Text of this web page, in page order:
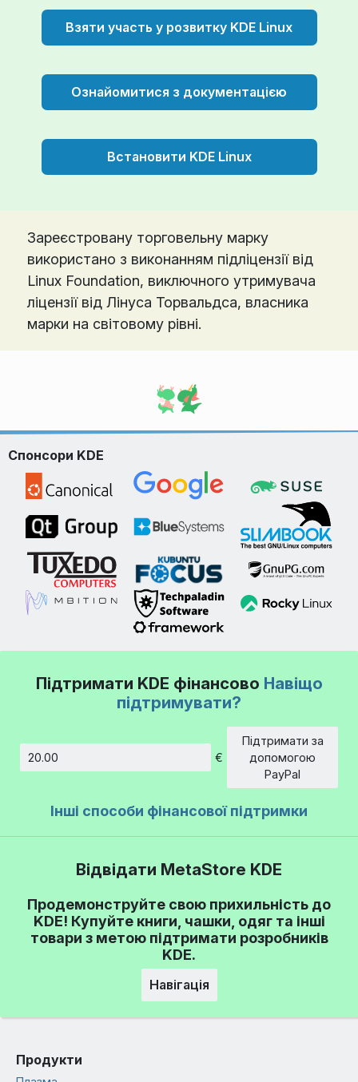
Взяти участь у розвитку KDE Linux
Ознайомитися з документацією
Встановити KDE Linux
Зареєстровану торговельну марку
використано з виконанням підліцензії від
Linux Foundation, виключного утримувача
ліцензії від Лінуса Торвальдса, власника
марки на світовому рівні.
Спонсори KDE
Підтримати KDE фінансово Навіщо
підтримувати?
€
Підтримати за
допомогою
PayPal
Інші способи фінансової підтримки
Відвідати MetaStore KDE
Продемонструйте свою прихильність до
KDE! Купуйте книги, чашки, одяг та інші
товари з метою підтримати розробників
KDE.
Навігація
Продукти